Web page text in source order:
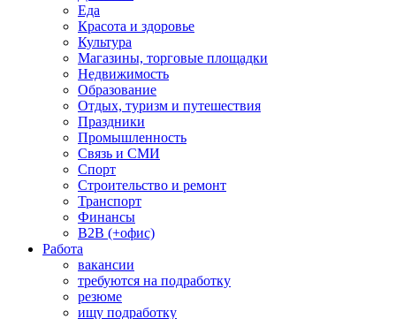
Еда
Красота и здоровье
Культура
Магазины, торговые площадки
Недвижимость
Образование
Отдых, туризм и путешествия
Праздники
Промышленность
Связь и СМИ
Спорт
Строительство и ремонт
Транспорт
Финансы
B2B (+офис)
Работа
вакансии
требуются на подработку
резюме
ищу подработку